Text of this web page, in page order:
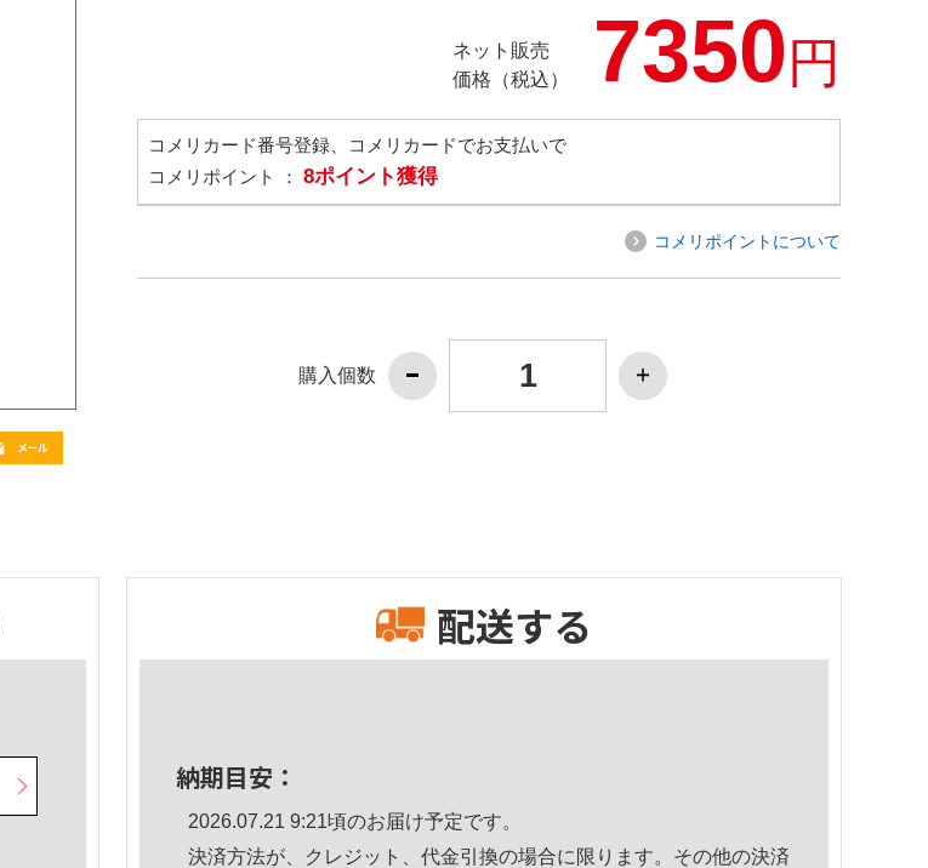
ネット販売
価格（税込）
7350円
コメリカード番号登録、コメリカードでお支払いで
コメリポイント ： 8ポイント獲得
コメリポイントについて
購入個数
配送する
納期目安：
2026.07.21 9:21頃のお届け予定です。
決済方法が、クレジット、代金引換の場合に限ります。その他の決済